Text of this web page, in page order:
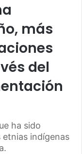
más
del
ha sido
indígenas